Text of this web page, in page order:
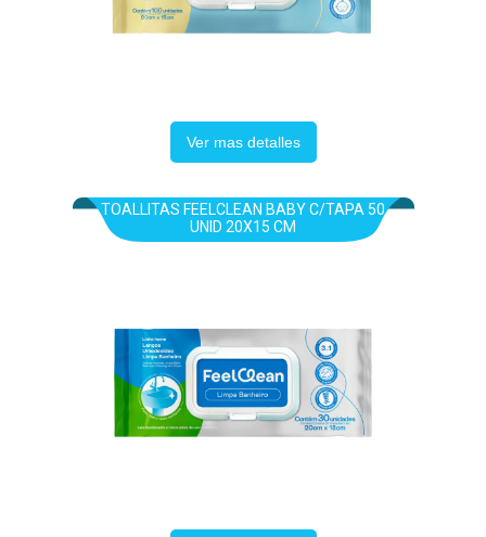
Ver mas detalles
TOALLITAS FEELCLEAN BABY C/TAPA 50
UNID 20X15 CM